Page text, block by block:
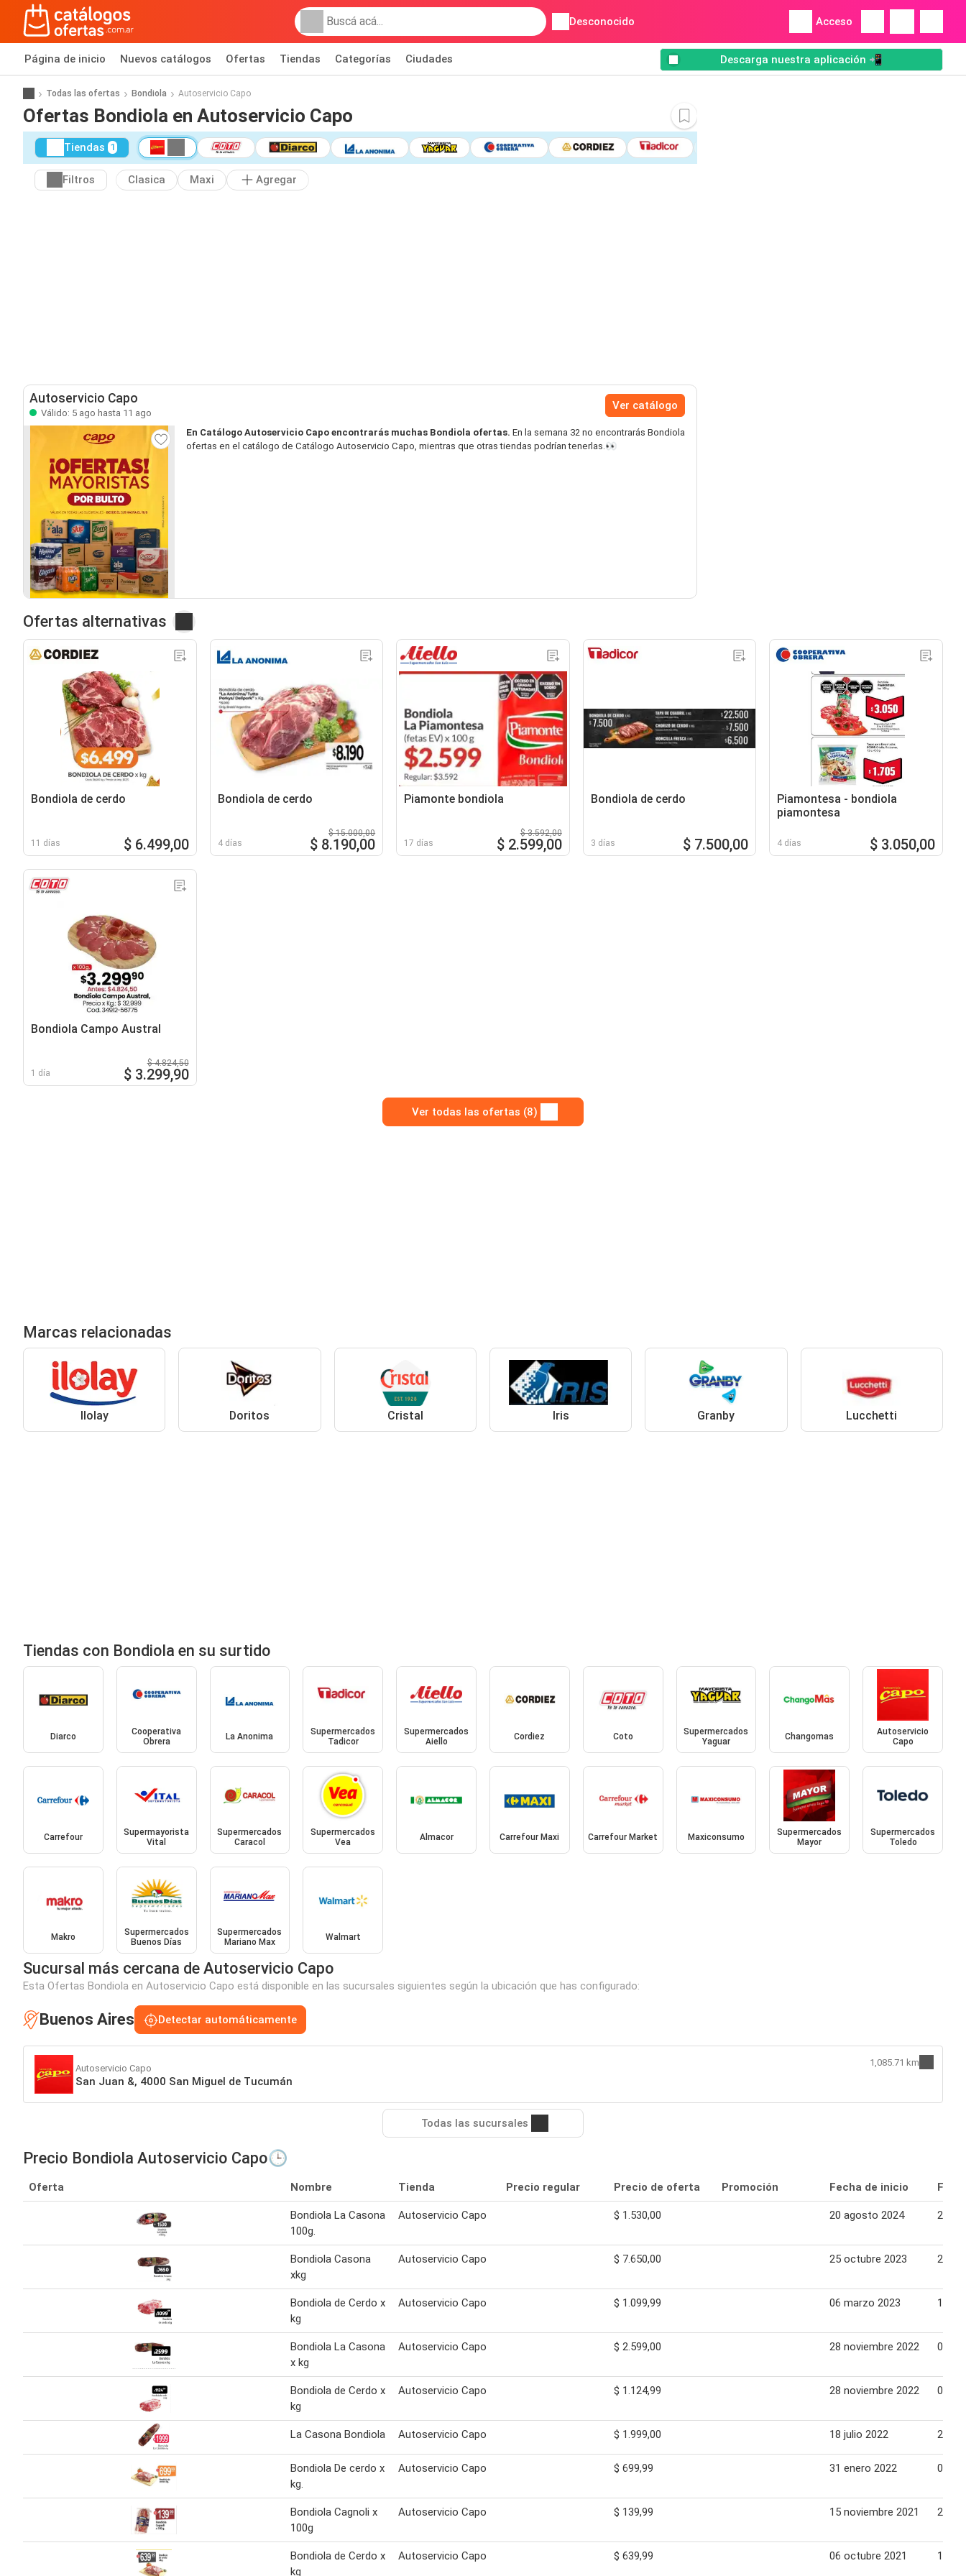
Desconocido Acceso
Página de inicio Nuevos catálogos Ofertas Tiendas Categorías Ciudades Descarga nuestra aplicación 📲
Todas las ofertas Bondiola Autoservicio Capo
Ofertas Bondiola en Autoservicio Capo
Tiendas 1
Filtros Clasica Maxi Agregar
Autoservicio Capo
Válido: 5 ago hasta 11 ago
Ver catálogo
En Catálogo Autoservicio Capo encontrarás muchas Bondiola ofertas. En la semana 32 no encontrarás Bondiola
ofertas en el catálogo de Catálogo Autoservicio Capo, mientras que otras tiendas podrían tenerlas.👀
Ofertas alternativas
Bondiola de cerdo
11 días $ 6.499,00
Bondiola de cerdo
4 días
$ 15.000,00
$ 8.190,00
Piamonte bondiola
17 días
$ 3.592,00
$ 2.599,00
Bondiola de cerdo
3 días $ 7.500,00
Piamontesa - bondiola
piamontesa
4 días $ 3.050,00
Bondiola Campo Austral
1 día
$ 4.824,50
$ 3.299,90
Ver todas las ofertas (8)
Marcas relacionadas
Ilolay Doritos Cristal Iris Granby Lucchetti
Tiendas con Bondiola en su surtido
Diarco
Cooperativa
Obrera
La Anonima
Supermercados
Tadicor
Supermercados
Aiello
Cordiez Coto
Supermercados
Yaguar
Changomas
Autoservicio
Capo
Carrefour
Supermayorista
Vital
Supermercados
Caracol
Supermercados
Vea
Almacor Carrefour Maxi Carrefour Market Maxiconsumo
Supermercados
Mayor
Supermercados
Toledo
Makro
Supermercados
Buenos Días
Supermercados
Mariano Max
Walmart
Sucursal más cercana de Autoservicio Capo
Esta Ofertas Bondiola en Autoservicio Capo está disponible en las sucursales siguientes según la ubicación que has configurado:
Buenos Aires Detectar automáticamente
Autoservicio Capo
San Juan &, 4000 San Miguel de Tucumán
1,085.71 km
Todas las sucursales
Precio Bondiola Autoservicio Capo🕒
Oferta Nombre Tienda Precio regular Precio de oferta Promoción Fecha de inicio
Bondiola La Casona
100g.
Autoservicio Capo $ 1.530,00 20 agosto 2024 25
Bondiola Casona
xkg
Autoservicio Capo $ 7.650,00 25 octubre 2023 29
Bondiola de Cerdo x
kg
Autoservicio Capo $ 1.099,99 06 marzo 2023 12
Bondiola La Casona
x kg
Autoservicio Capo $ 2.599,00 28 noviembre 2022 04
Bondiola de Cerdo x
kg
Autoservicio Capo $ 1.124,99 28 noviembre 2022 04
La Casona Bondiola Autoservicio Capo $ 1.999,00 18 julio 2022 24
Bondiola De cerdo x
kg.
Autoservicio Capo $ 699,99 31 enero 2022 06
Bondiola Cagnoli x
100g
Autoservicio Capo $ 139,99 15 noviembre 2021 21
Bondiola de Cerdo x
kg
Autoservicio Capo $ 639,99 06 octubre 2021 17